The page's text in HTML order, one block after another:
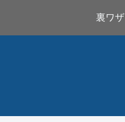
裏ワザ